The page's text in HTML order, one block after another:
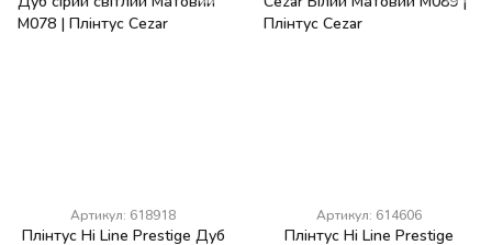
Артикул: 618918
Плінтус Hi Line Prestige Дуб
Артикул: 614606
Плінтус Hi Line Prestige